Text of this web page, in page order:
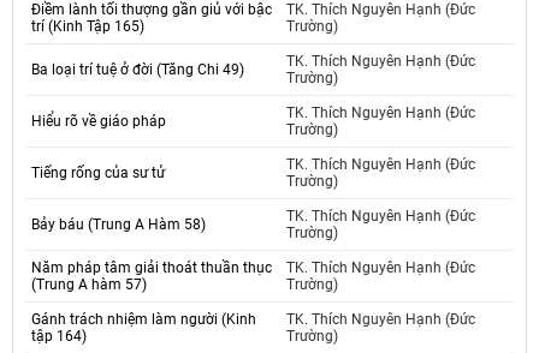
Điềm lành tối thượng gần giủ với bậc
trí (Kinh Tập 165)
TK. Thích Nguyên Hạnh (Đức
Trường)
Ba loại trí tuệ ở đời (Tăng Chi 49)
TK. Thích Nguyên Hạnh (Đức
Trường)
Hiểu rõ về giáo pháp
TK. Thích Nguyên Hạnh (Đức
Trường)
Tiếng rống của sư tử
TK. Thích Nguyên Hạnh (Đức
Trường)
Bảy báu (Trung A Hàm 58)
TK. Thích Nguyên Hạnh (Đức
Trường)
Năm pháp tâm giải thoát thuần thục
(Trung A hàm 57)
TK. Thích Nguyên Hạnh (Đức
Trường)
Gánh trách nhiệm làm người (Kinh
tập 164)
TK. Thích Nguyên Hạnh (Đức
Trường)